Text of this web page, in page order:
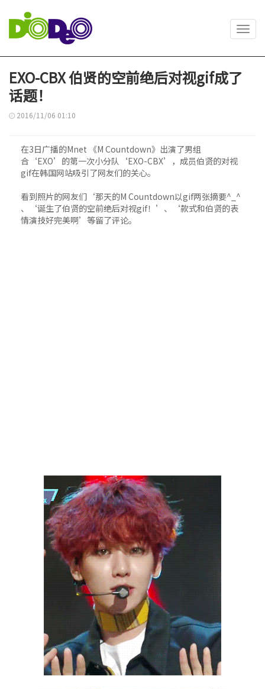
EXO-CBX 伯贤的空前绝后对视gif成了
话题！
2016/11/06 01:10
在3日广播的Mnet 《M Countdown》出演了男组
合‘EXO’的第一次小分队‘EXO-CBX’，成员伯贤的对视
gif在韩国网站吸引了网友们的关心。
看到照片的网友们‘那天的M Countdown以gif两张摘要^_^
、‘诞生了伯贤的空前绝后对视gif！’、‘款式和伯贤的表
情演技好完美啊’等留了评论。